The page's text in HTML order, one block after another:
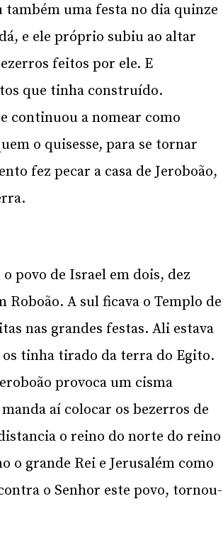
uma festa no dia quinze
e ele próprio subiu ao altar
feitos por ele. E
que tinha construído.
continuou a nomear como
o quisesse, para se tornar
fez pecar a casa de Jeroboão,
povo de Israel em dois, dez
A sul ficava o Templo de
nas grandes festas. Ali estava
os tinha tirado da terra do Egito.
provoca um cisma
aí colocar os bezerros de
o reino do norte do reino
o grande Rei e Jerusalém como
o Senhor este povo, tornou-